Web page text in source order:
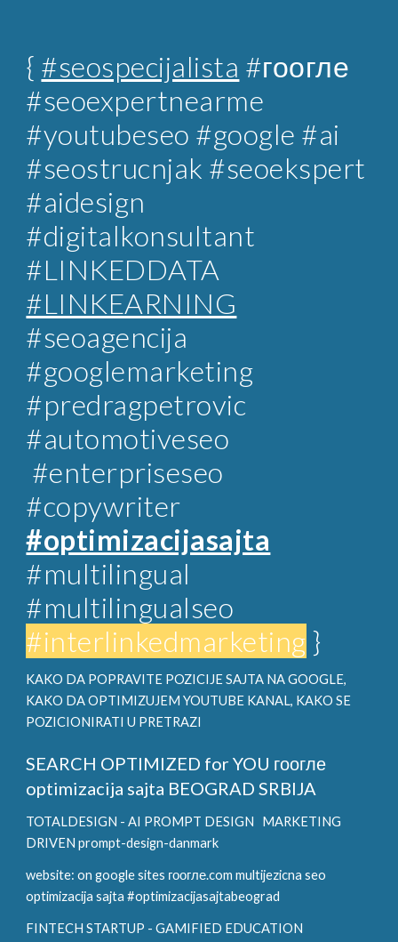
{ #seospecijalista #гоогле
#seoexpertnearme
#youtubeseo #google #ai
#seostrucnjak #seoekspert
#aidesign
#digitalkonsultant
#LINKEDDATA
#LINKEARNING
#seoagencija
#googlemarketing
#predragpetrovic
#automotiveseo
#enterpriseseo
#copywriter
#optimizacijasajta
#multilingual
#multilingualseo
#interlinkedmarketing }
KAKO DA POPRAVITE POZICIJE SAJTA NA GOOGLE,
KAKO DA OPTIMIZUJEM YOUTUBE KANAL, KAKO SE
POZICIONIRATI U PRETRAZI
SEARCH OPTIMIZED for YOU гоогле
optimizacija sajta BEOGRAD SRBIJA
TOTALDESIGN - AI PROMPT DESIGN MARKETING
DRIVEN prompt-design-danmark
website: on google sites гоогле.com multijezicna seo
optimizacija sajta #optimizacijasajtabeograd
FINTECH STARTUP - GAMIFIED EDUCATION